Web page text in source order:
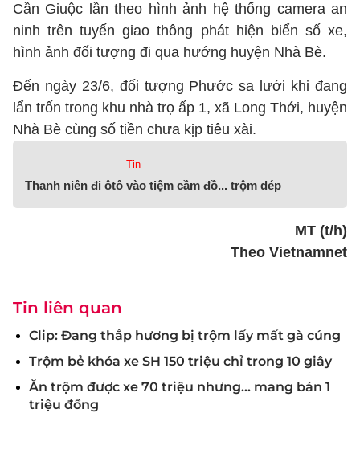
Cần Giuộc lần theo hình ảnh hệ thống camera an
ninh trên tuyến giao thông phát hiện biển số xe,
hình ảnh đối tượng đi qua hướng huyện Nhà Bè.
Đến ngày 23/6, đối tượng Phước sa lưới khi đang
lẩn trốn trong khu nhà trọ ấp 1, xã Long Thới, huyện
Nhà Bè cùng số tiền chưa kịp tiêu xài.
Tin
Thanh niên đi ôtô vào tiệm cầm đồ... trộm dép
MT (t/h)
Theo Vietnamnet
Tin liên quan
Clip: Đang thắp hương bị trộm lấy mất gà cúng
Trộm bẻ khóa xe SH 150 triệu chỉ trong 10 giây
Ăn trộm được xe 70 triệu nhưng... mang bán 1
triệu đồng